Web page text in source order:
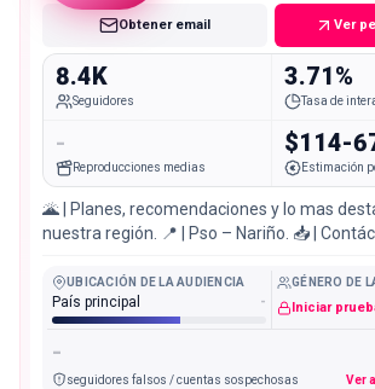
Obtener email Ver
8.4K
Seguidores
3.71%
Tasa de
-
Reproducciones medias
$114-
Estimación
🌋 | Planes, recomendaciones y lo mas
nuestra región. 📍 | Pso – Nariño. 📥 |
UBICACIÓN DE LA AUDIENCIA
País principal -
GÉNERO DE
Iniciar
-
seguidores falsos / cuentas sospechosas Ver